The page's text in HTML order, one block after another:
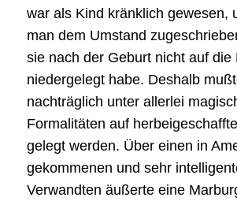
war als Kind kränklich gewesen,
man dem Umstand
sie nach der Geburt nicht auf die
niedergelegt habe. Deshalb
nachträglich unter allerlei
Formalitäten auf
gelegt werden. Über einen in
gekommenen und sehr
Verwandten äußerte eine